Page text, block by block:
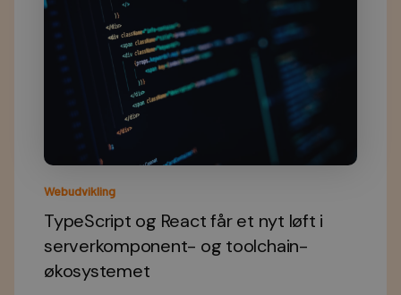
Webudvikling
TypeScript og React får et nyt løft i
serverkomponent- og toolchain-
økosystemet